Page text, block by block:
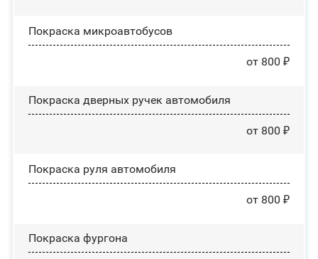
Покраска микроавтобусов
от 800 ₽
Покраска дверных ручек автомобиля
от 800 ₽
Покраска руля автомобиля
от 800 ₽
Покраска фургона